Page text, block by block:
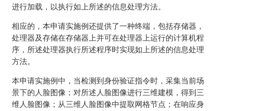
进行加载，以执行如上所述的信息处理方法。
相应的，本申请实施例还提供了一种终端，包括存储器，
处理器及存储在存储器上并可在处理器上运行的计算机程
序，所述处理器执行所述程序时实现如上所述的信息处理
方法。
本申请实施例中，当检测到身份验证指令时，采集当前场
景下的人脸图像；对所述人脸图像进行三维建模，得到三
维人脸图像；从三维人脸图像中提取网格节点；在响应身